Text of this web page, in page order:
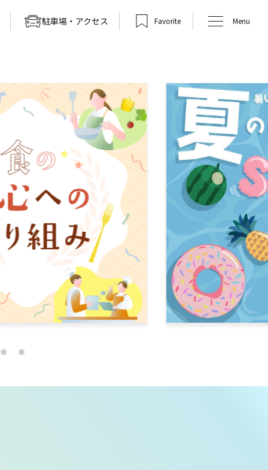
駐車場・アクセス Favorite Menu